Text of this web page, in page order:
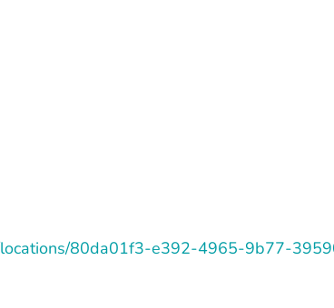
locations/80da01f3-e392-4965-9b77-